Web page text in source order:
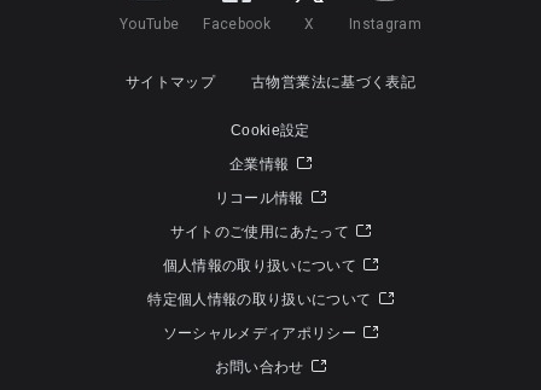
YouTube Facebook X Instagram
サイトマップ 古物営業法に基づく表記
Cookie設定
企業情報
リコール情報
サイトのご使用にあたって
個人情報の取り扱いについて
特定個人情報の取り扱いについて
ソーシャルメディアポリシー
お問い合わせ